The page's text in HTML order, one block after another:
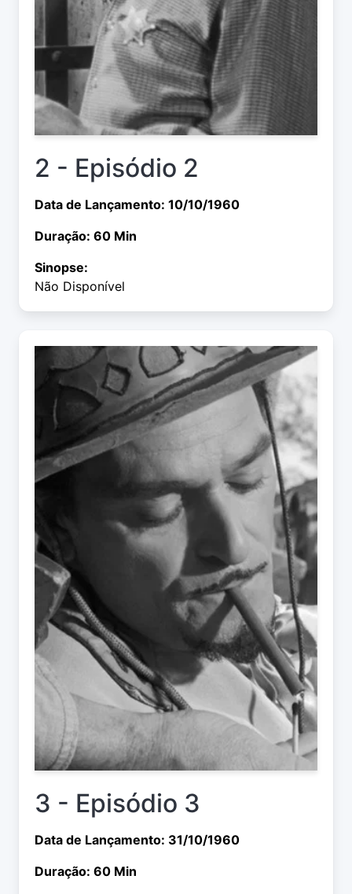
2 - Episódio 2
Data de Lançamento: 10/10/1960
Duração: 60 Min
Sinopse:
Não Disponível
3 - Episódio 3
Data de Lançamento: 31/10/1960
Duração: 60 Min